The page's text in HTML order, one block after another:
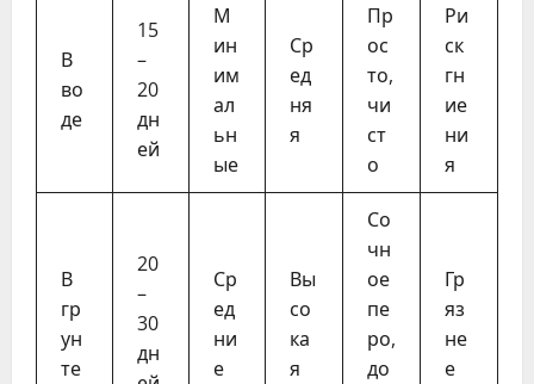
В
во
де
15
–
20
дн
ей
М
ин
им
ал
ьн
ые
Ср
ед
ня
я
Пр
ос
то,
чи
ст
о
Ри
ск
гн
ие
ни
я
В
гр
ун
те
20
–
30
дн
Ср
ед
ни
е
Вы
со
ка
я
Со
чн
ое
пе
ро,
до
Гр
яз
не
е